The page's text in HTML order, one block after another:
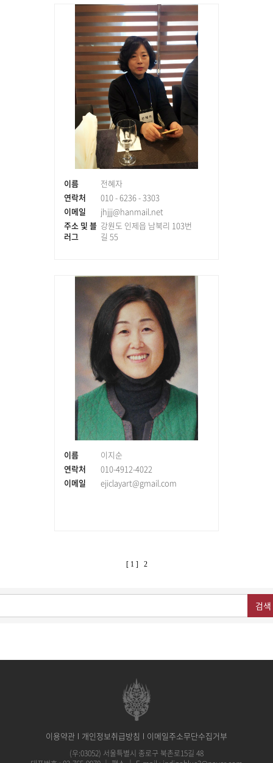
이름
전혜자
연락처
010 - 6236 - 3303
이메일
jhjjj@hanmail.net
주소 및 블
러그
강원도 인제읍 남북리 103번
길 55
이름
이지순
연락처
010-4912-4022
이메일
ejiclayart@gmail.com
[ 1 ] 2
검색
이용약관 개인정보취급방침 이메일주소무단수집거부
(우:03052) 서울특별시 종로구 북촌로15길 48